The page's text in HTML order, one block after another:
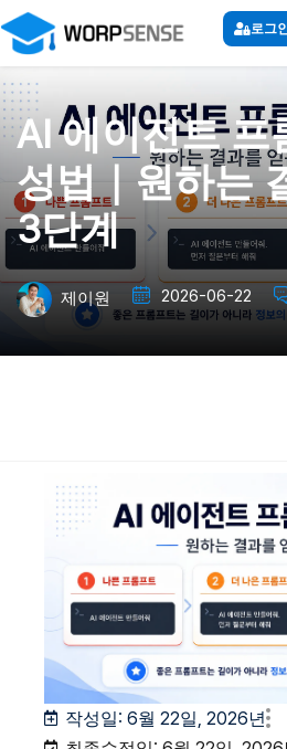
로그
AI 에이전트 프
성법｜원하는
3단계
제이원 2026-06-22
작성일: 6월 22일, 2026년